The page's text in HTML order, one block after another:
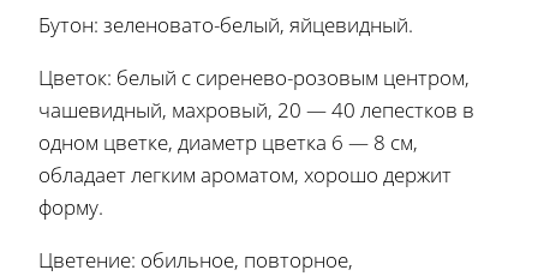
Бутон: зеленовато-белый, яйцевидный.
Цветок: белый с сиренево-розовым центром,
чашевидный, махровый, 20 — 40 лепестков в
одном цветке, диаметр цветка 6 — 8 см,
обладает легким ароматом, хорошо держит
форму.
Цветение: обильное, повторное,